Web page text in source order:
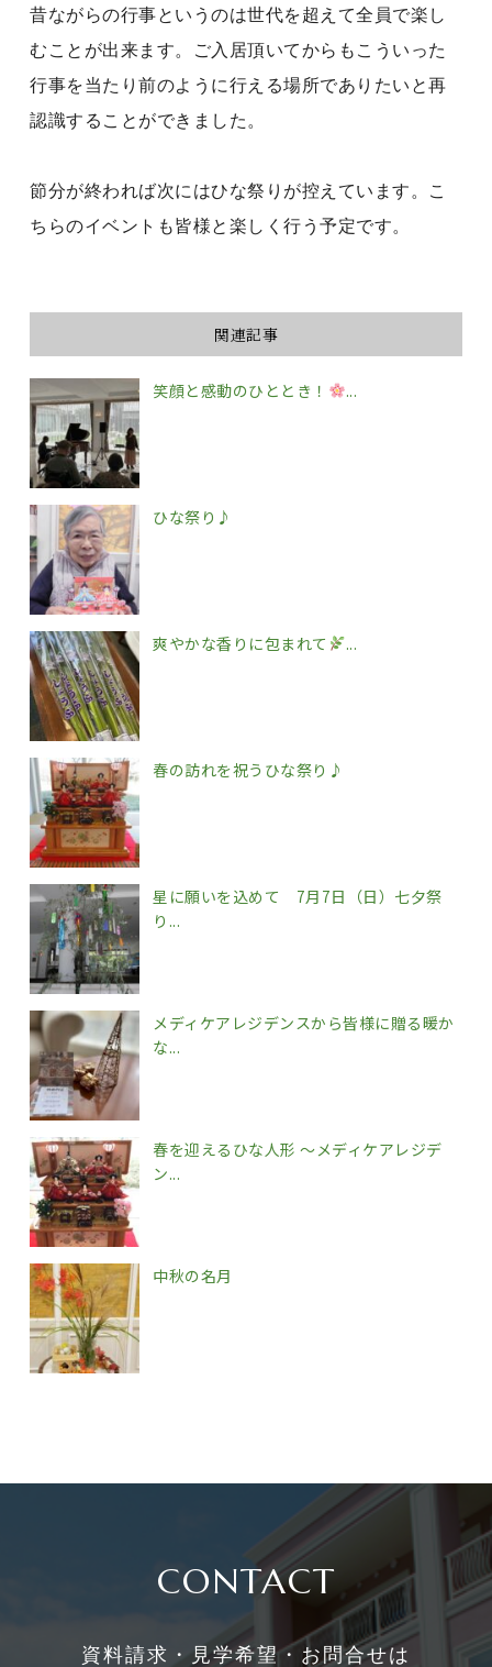
昔ながらの行事というのは世代を超えて全員で楽し
むことが出来ます。ご入居頂いてからもこういった
行事を当たり前のように行える場所でありたいと再
認識することができました。
節分が終われば次にはひな祭りが控えています。こ
ちらのイベントも皆様と楽しく行う予定です。
関連記事
笑顔と感動のひととき！ ...
ひな祭り♪
爽やかな香りに包まれて ...
春の訪れを祝うひな祭り♪
星に願いを込めて 7月7日（日）七夕祭
り...
メディケアレジデンスから皆様に贈る暖か
な...
春を迎えるひな人形 ～メディケアレジデ
ン...
中秋の名月
CONTACT
資料請求・見学希望・お問合せは